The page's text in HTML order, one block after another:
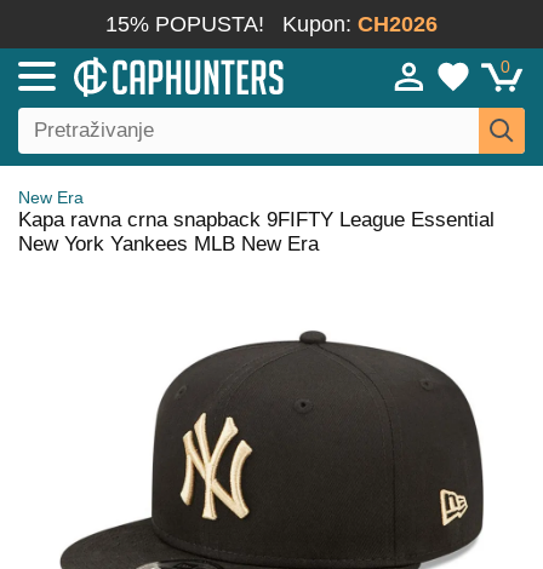
15% POPUSTA! Kupon: CH2026
0
New Era
Kapa ravna crna snapback 9FIFTY League Essential
New York Yankees MLB New Era